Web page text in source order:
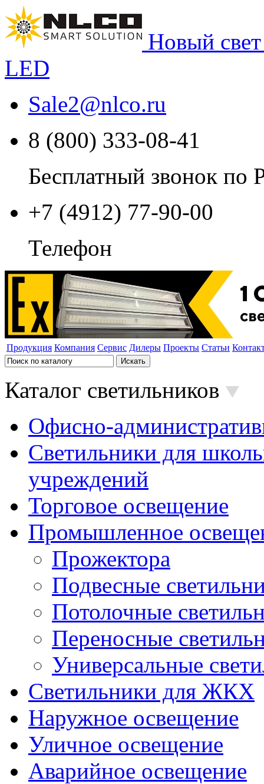
Новый
LED
Sale2@nlco.ru
8 (800) 333-08-41
Бесплатный звонок по
+7 (4912) 77-90-00
Телефон
Продукция Компания Сервис Дилеры Проекты Статьи
Каталог светильников
Офисно-
Светильники для
учреждений
Торговое освещение
Промышленное
Прожектора
Подвесные
Потолочные
Переносные
Универсальные
Светильники для ЖКХ
Наружное освещение
Уличное освещение
Аварийное освещение